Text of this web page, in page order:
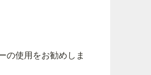
の使用をお勧めしま